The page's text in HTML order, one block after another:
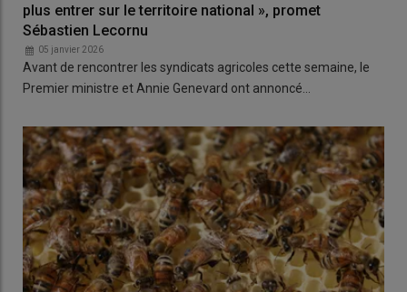
plus entrer sur le territoire national », promet
Sébastien Lecornu
05 janvier 2026
Avant de rencontrer les syndicats agricoles cette semaine, le
Premier ministre et Annie Genevard ont annoncé…